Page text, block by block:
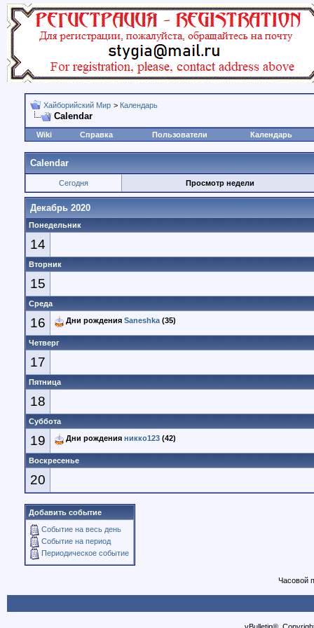
Хайборийский Мир > Календарь
Calendar
Wiki Справка Пользователи Календарь
Calendar
Сегодня Просмотр недели
Декабрь 2020
Понедельник
14
Вторник
15
Среда
16 Дни рождения Saneshka(35)
Четверг
17
Пятница
18
Суббота
19 Дни рождения никко123 (42)
Воскресенье
20
Добавить событие
Событие на весь день
Событие на период
Периодическое событие
Часовой